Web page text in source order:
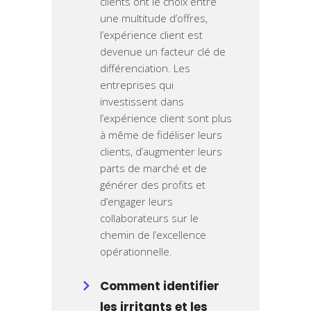
une multitude d’offres,
l’expérience client est
devenue un facteur clé de
différenciation. Les
entreprises qui
investissent dans
l’expérience client sont plus
à même de fidéliser leurs
clients, d’augmenter leurs
parts de marché et de
générer des profits et
d’engager leurs
collaborateurs sur le
chemin de l’excellence
opérationnelle.
Comment identifier
les irritants et les